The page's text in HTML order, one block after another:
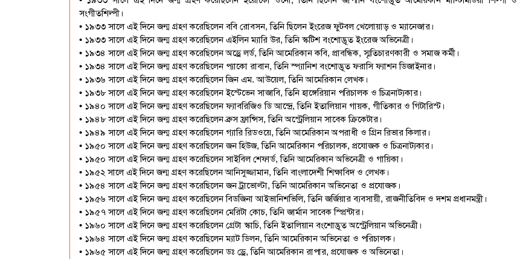
সংগীতশিল্পী।
• ১৯৩৩ সালে এই দিনে জন্ম গ্রহণ করেছিলেন ববি রোবসন, তিনি ছিলেন ইংরেজ ফুটবল খেলোয়াড় ও ম্যানেজার।
• ১৯৩৩ সালে এই দিনে জন্ম গ্রহণ করেছিলেন এইলিন ম্যারি উর, তিনি স্কটিশ বংশোদ্ভূত ইংরেজ অভিনেত্রী।
• ১৯৩৪ সালে এই দিনে জন্ম গ্রহণ করেছিলেন অড্রে লর্ড, তিনি আমেরিকান কবি, প্রাবন্ধিক, স্মৃতিচারণকারী ও সমাজ কর্মী।
• ১৯৩৪ সালে এই দিনে জন্ম গ্রহণ করেছিলেন প্যাকো রাবান, তিনি স্প্যানিশ বংশোদ্ভূত ফরাসি ফ্যাশন ডিজাইনার।
• ১৯৩৬ সালে এই দিনে জন্ম গ্রহণ করেছিলেন জিন এম. আউয়েল, তিনি আমেরিকান লেখক।
• ১৯৩৮ সালে এই দিনে জন্ম গ্রহণ করেছিলেন ইস্টেভেন সাজাবি, তিনি হাঙ্গেরিয়ান পরিচালক ও চিত্রনাট্যকার।
• ১৯৪০ সালে এই দিনে জন্ম গ্রহণ করেছিলেন ফ্যাবরিজিও ডি আন্দ্রে, তিনি ইতালিয়ান গায়ক, গীতিকার ও গিটারিস্ট।
• ১৯৪৮ সালে এই দিনে জন্ম গ্রহণ করেছিলেন ব্রুস ফ্রান্সিস, তিনি অস্ট্রেলিয়ান সাবেক ক্রিকেটার।
• ১৯৪৯ সালে এই দিনে জন্ম গ্রহণ করেছিলেন গ্যারি রিডওয়ে, তিনি আমেরিকান অপরাধী ও গ্রিন রিভার কিলার।
• ১৯৫০ সালে এই দিনে জন্ম গ্রহণ করেছিলেন জন হিউজ, তিনি আমেরিকান পরিচালক, প্রযোজক ও চিত্রনাট্যকার।
• ১৯৫০ সালে এই দিনে জন্ম গ্রহণ করেছিলেন সাইবিল শেফার্ড, তিনি আমেরিকান অভিনেত্রী ও গায়িকা।
• ১৯৫২ সালে এই দিনে জন্ম গ্রহণ করেছিলেন আনিসুজ্জামান, তিনি বাংলাদেশী শিক্ষাবিদ ও লেখক।
• ১৯৫৪ সালে এই দিনে জন্ম গ্রহণ করেছিলেন জন ট্রাভোল্টা, তিনি আমেরিকান অভিনেতা ও প্রযোজক।
• ১৯৫৬ সালে এই দিনে জন্ম গ্রহণ করেছিলেন বিডজিনা আইভানিশভিলি, তিনি জর্জিয়ার ব্যবসায়ী, রাজনীতিবিদ ও দশম প্রধানমন্ত্রী।
• ১৯৫৭ সালে এই দিনে জন্ম গ্রহণ করেছিলেন মেরিটা কোচ, তিনি জার্মান সাবেক স্প্রিন্টার।
• ১৯৬০ সালে এই দিনে জন্ম গ্রহণ করেছিলেন গ্রেটা স্কাচি, তিনি ইতালিয়ান বংশোদ্ভূত অস্ট্রেলিয়ান অভিনেত্রী।
• ১৯৬৪ সালে এই দিনে জন্ম গ্রহণ করেছিলেন ম্যাট ডিলন, তিনি আমেরিকান অভিনেতা ও পরিচালক।
• ১৯৬৫ সালে এই দিনে জন্ম গ্রহণ করেছিলেন ডঃ ড্রে, তিনি আমেরিকান রাপার, প্রযোজক ও অভিনেতা।